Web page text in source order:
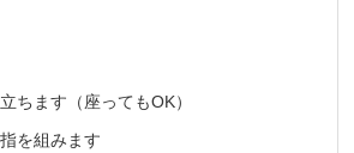
ちます（座ってもOK）
を組みます